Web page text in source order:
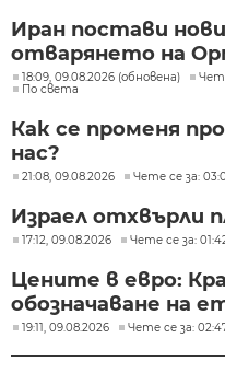
Иран постави нови
отварянето на
18:09, 09.08.2026 (обновена)
По света
Как се променя
нас?
21:08, 09.08.2026 Чете се за:
Израел отхвърли
17:12, 09.08.2026 Чете се за:
Цените в евро:
обозначаване на
19:11, 09.08.2026 Чете се за: